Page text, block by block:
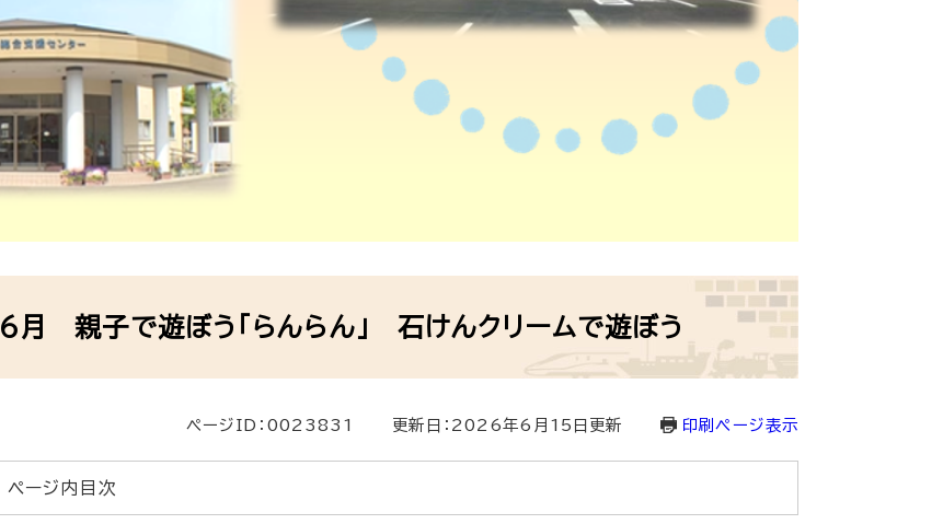
6月 親子で遊ぼう「らんらん」 石けんクリームで遊ぼう
ページID：0023831 更新日：2026年6月15日更新 印刷ページ表示
ページ内目次